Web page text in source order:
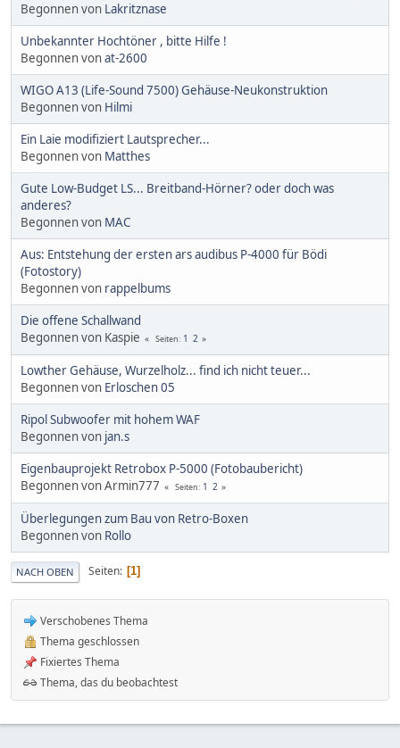
Begonnen von Lakritznase
Unbekannter Hochtöner , bitte Hilfe !
Begonnen vonat-2600
WIGO A13 (Life-Sound 7500) Gehäuse-Neukonstruktion
Begonnen von Hilmi
Ein Laie modifiziert Lautsprecher...
Begonnen von Matthes
Gute Low-Budget LS... Breitband-Hörner? oder doch was
anderes?
Begonnen von MAC
Aus: Entstehung der ersten ars audibus P-4000 für Bödi
(Fotostory)
Begonnen von rappelbums
Die offene Schallwand
Begonnen von Kaspie
Seiten 1 2
Lowther Gehäuse, Wurzelholz... find ich nicht teuer...
Begonnen von Erloschen 05
Ripol Subwoofer mit hohem WAF
Begonnen von jan.s
Eigenbauprojekt Retrobox P-5000 (Fotobaubericht)
Begonnen von Armin777
Seiten 1 2
Überlegungen zum Bau von Retro-Boxen
Begonnen von Rollo
NACH OBEN Seiten 1
Verschobenes Thema
Thema geschlossen
Fixiertes Thema
Thema, das du beobachtest